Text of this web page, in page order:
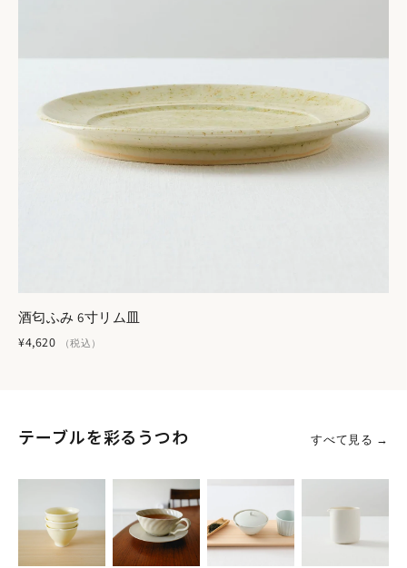
酒匂ふみ 6寸リム皿
¥4,620 （税込）
テーブルを彩るうつわ すべて見る →